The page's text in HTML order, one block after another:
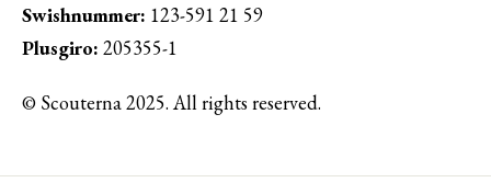
Swishnummer: 123-591 21 59
Plusgiro: 205355-1
© Scouterna 2025. All rights reserved.